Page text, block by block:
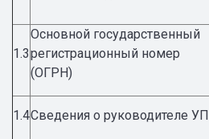
1.3
Основной государственный
регистрационный номер
(ОГРН)
1.4Сведения о руководителе УП